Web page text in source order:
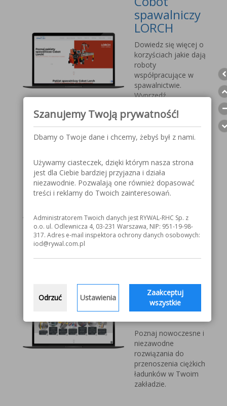
spawalniczy
LORCH
Dowiedz się więcej o
korzyściach jakie dają
roboty
współpracujące w
spawalnictwie.
Wyprzedź
nadchodzącym
wyzwaniom.
Przyłbica
spawalnicza
V1000 MOST
przyłbicy spawalniczej
V1000 MOST
Systemy
bliskiego
Vetter Kran
Technik
Poznaj nowoczesne i
niezawodne
rozwiązania do
przenoszenia ciężkich
ładunków w Twoim
zakładzie.
Szanujemy Twoją prywatność!
Dbamy o Twoje dane i chcemy, żebyś był z nami.
Używamy ciasteczek, dzięki którym nasza strona
jest dla Ciebie bardziej przyjazna i działa
niezawodnie. Pozwalają one również dopasować
treści i reklamy do Twoich zainteresowań.
Administratorem Twoich danych jest RYWAL-RHC Sp. z
o.o. ul. Odlewnicza 4, 03-231 Warszawa, NIP: 951-19-98-
317. Adres e-mail inspektora ochrony danych osobowych:
iod@rywal.com.pl
Odrzuć Ustawienia
Zaakceptuj
wszystkie